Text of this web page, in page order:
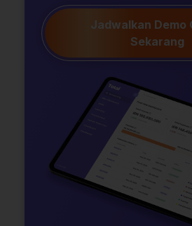
Jadwalkan Demo
Sekarang